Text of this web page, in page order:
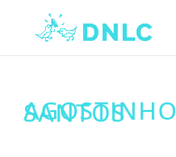
AGOSTINHO
SANTOS